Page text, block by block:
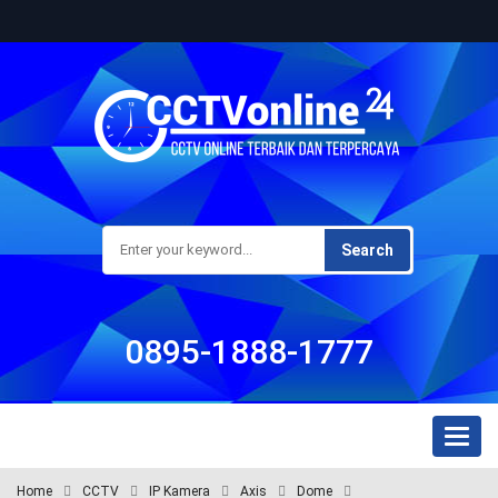
Search
0895-1888-1777
Home CCTV IP Kamera Axis Dome